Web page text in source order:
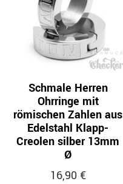
Schmale Herren
Ohrringe mit
römischen Zahlen aus
Edelstahl Klapp-
Creolen silber 13mm
Ø
16,90 €